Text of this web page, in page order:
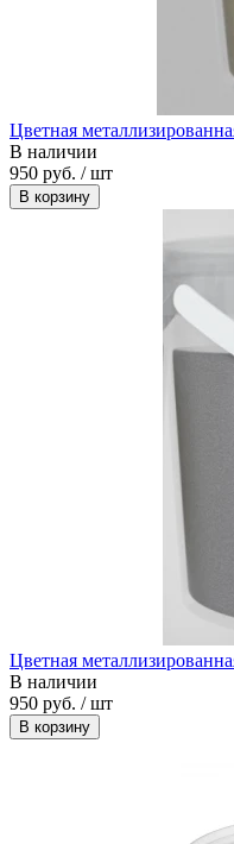
Цветная
В наличии
950 руб. / шт
В корзину
Цветная
В наличии
950 руб. / шт
В корзину